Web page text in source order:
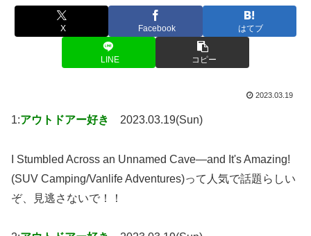
X Facebook はてブ
LINE コピー
2023.03.19
1:アウトドアー好き 2023.03.19(Sun)
I Stumbled Across an Unnamed Cave—and It's Amazing!
(SUV Camping/Vanlife Adventures)って人気で話題らしい
ぞ、見逃さないで！！